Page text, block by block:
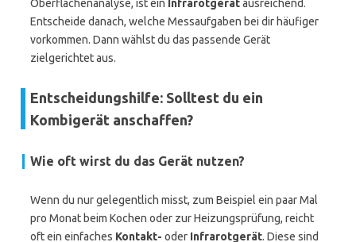
Oberflächenanalyse, ist ein Infrarotgerätausreichend.
Entscheide danach, welche Messaufgaben bei dir häufiger
vorkommen. Dann wählst du das passende Gerät
zielgerichtet aus.
Entscheidungshilfe: Solltest du ein
Kombigerät anschaffen?
Wie oft wirst du das Gerät nutzen?
Wenn du nur gelegentlich misst, zum Beispiel ein paar Mal
pro Monat beim Kochen oder zur Heizungsprüfung, reicht
oft ein einfaches Kontakt- oder Infrarotgerät. Diese sind